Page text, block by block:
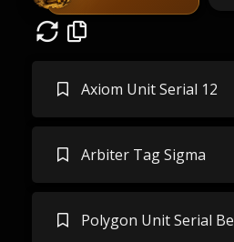
Axiom Unit Serial 12
Arbiter Tag Sigma
Polygon Unit Serial